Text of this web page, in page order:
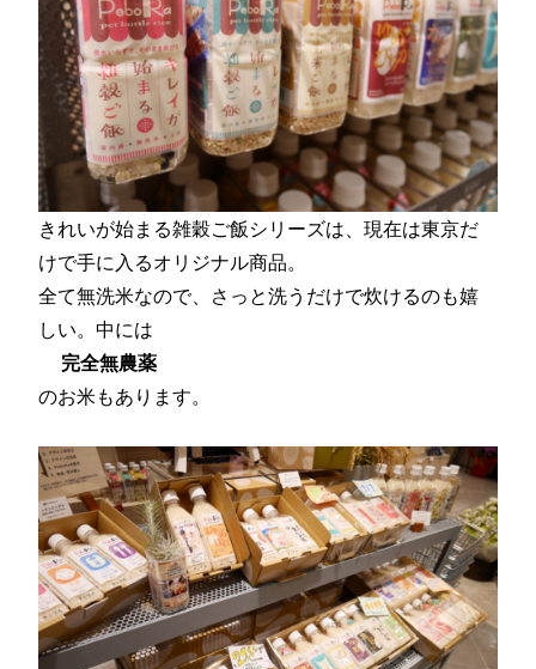
きれいが始まる雑穀ご飯シリーズは、現在は東京だ
けで手に入るオリジナル商品。
全て無洗米なので、さっと洗うだけで炊けるのも嬉
しい。中には
完全無農薬
のお米もあります。